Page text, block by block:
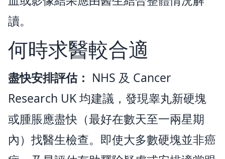
讀。
何時求醫較合適
盡快安排評估： NHS 及 Cancer
Research UK 均建議，發現睾丸新硬塊
或腫脹應盡快（最好在數天至一兩星期
內）找醫生檢查。即使大多數硬塊並非癌